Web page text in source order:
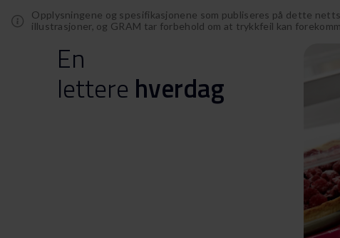
Opplysningene og spesifikasjonene som publiseres på dette
illustrasjoner, og GRAM tar forbehold om at trykkfeil kan
En
lettere hverdag